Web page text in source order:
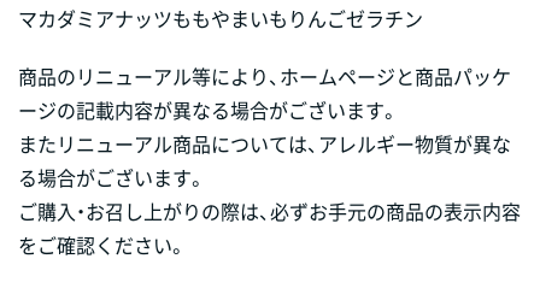
マカダミアナッツももやまいも りんごゼラチン
商品のリニューアル等により、ホームページと商品パッケ
ージの記載内容が異なる場合がございます。
またリニューアル商品については、アレルギー物質が異な
る場合がございます。
ご購入・お召し上がりの際は、必ずお手元の商品の表示内容
をご確認ください。